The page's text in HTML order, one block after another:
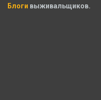
Блоги выживальщиков.